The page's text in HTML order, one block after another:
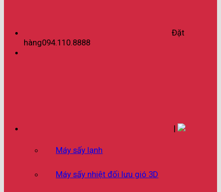
Đặt
hàng094.110.8888
|
Máy sấy lạnh
Máy sấy nhiệt đối lưu gió 3D